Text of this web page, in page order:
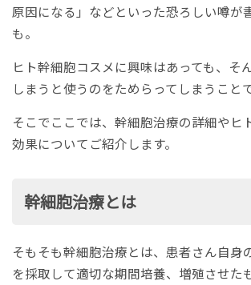
原因になる」などといった恐ろしい噂が
も。
ヒト幹細胞コスメに興味はあっても、そ
しまうと使うのをためらってしまうこと
そこでここでは、幹細胞治療の詳細やヒ
効果についてご紹介します。
幹細胞治療とは
そもそも幹細胞治療とは、患者さん自身
を採取して適切な期間培養、増殖させた